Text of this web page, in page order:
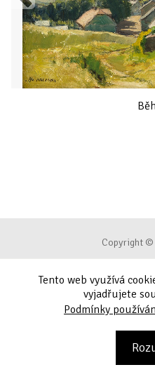
Copyright ©
Tento web využívá
vyjadřujete
Podmínky